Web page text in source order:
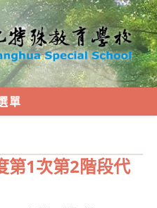
單
第1次第2階段代